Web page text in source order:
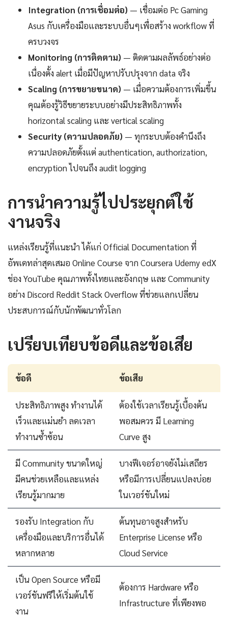
Integration (การเชื่อมต่อ) — เชื่อมต่อ Pc Gaming
Asus กับเครื่องมือและระบบอื่นๆเพื่อสร้าง workflow ที่
ครบวงจร
Monitoring (การติดตาม) — ติดตามผลลัพธ์อย่างต่อ
เนื่องตั้ง alert เมื่อมีปัญหาปรับปรุงจาก data จริง
Scaling (การขยายขนาด) — เมื่อความต้องการเพิ่มขึ้น
คุณต้องรู้วิธีขยายระบบอย่างมีประสิทธิภาพทั้ง
horizontal scaling และ vertical scaling
Security (ความปลอดภัย) — ทุกระบบต้องคำนึงถึง
ความปลอดภัยตั้งแต่ authentication, authorization,
encryption ไปจนถึง audit logging
การนำความรู้ไปประยุกต์ใช้
งานจริง
แหล่งเรียนรู้ที่แนะนำ ได้แก่ Official Documentation ที่
อัพเดทล่าสุดเสมอ Online Course จาก Coursera Udemy edX
ช่อง YouTube คุณภาพทั้งไทยและอังกฤษ และ Community
อย่าง Discord Reddit Stack Overflow ที่ช่วยแลกเปลี่ยน
ประสบการณ์กับนักพัฒนาทั่วโลก
เปรียบเทียบข้อดีและข้อเสีย
ข้อดี ข้อเสีย
ประสิทธิภาพสูง ทำงานได้
เร็วและแม่นยำ ลดเวลา
ทำงานซ้ำซ้อน
ต้องใช้เวลาเรียนรู้เบื้องต้น
พอสมควร มี Learning
Curve สูง
มี Community ขนาดใหญ่
มีคนช่วยเหลือและแหล่ง
เรียนรู้มากมาย
บางฟีเจอร์อาจยังไม่เสถียร
หรือมีการเปลี่ยนแปลงบ่อย
ในเวอร์ชันใหม่
รองรับ Integration กับ
เครื่องมือและบริการอื่นได้
หลากหลาย
ต้นทุนอาจสูงสำหรับ
Enterprise License หรือ
Cloud Service
เป็น Open Source หรือมี
เวอร์ชันฟรีให้เริ่มต้นใช้
งาน
ต้องการ Hardware หรือ
Infrastructure ที่เพียงพอ